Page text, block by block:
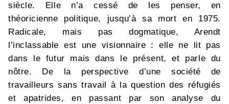
siècle. Elle n’a cessé de les penser, en
théoricienne politique, jusqu’à sa mort en 1975.
Radicale, mais pas dogmatique, Arendt
l’inclassable est une visionnaire : elle ne lit pas
dans le futur mais dans le présent, et parle du
nôtre. De la perspective d’une société de
travailleurs sans travail à la question des réfugiés
et apatrides, en passant par son analyse du